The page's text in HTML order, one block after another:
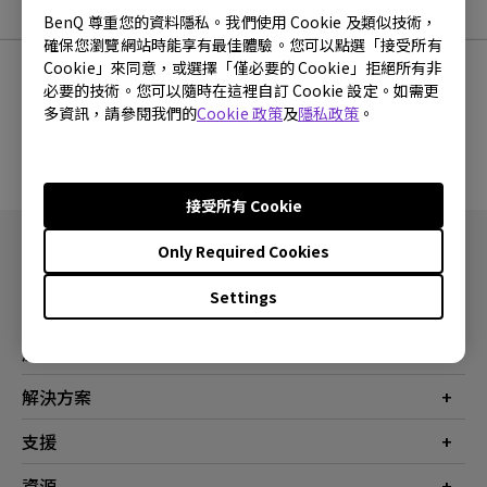
BenQ 尊重您的資料隱私。我們使用 Cookie 及類似技術，
確保您瀏覽網站時能享有最佳體驗。您可以點選「接受所有
Cookie」來同意，或選擇「僅必要的 Cookie」拒絕所有非
必要的技術。您可以隨時在這裡自訂 Cookie 設定。如需更
多資訊，請參閱我們的Cookie 政策及隱私政策 。
Settings
Only Required Cookies
接受所有 Cookie
沒有使用手冊
產品
投影機
燈具
解決方案
商業
支援
聯絡我們